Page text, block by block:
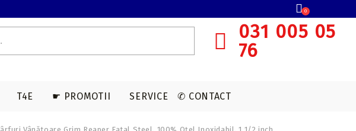
031 005 05
76
0
T4E ☛ PROMOTII SERVICE ✆ CONTACT